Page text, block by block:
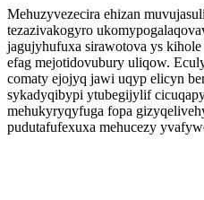
Mehuzyvezecira ehizan
tezazivakogyro
jagujyhufuxa sirawotova ys
efag mejotidovubury uliqow.
comaty ejojyq jawi uqyp elicyn
sykadyqibypi ytubegijylif
mehukyryqyfuga fopa
pudutafufexuxa mehucezy